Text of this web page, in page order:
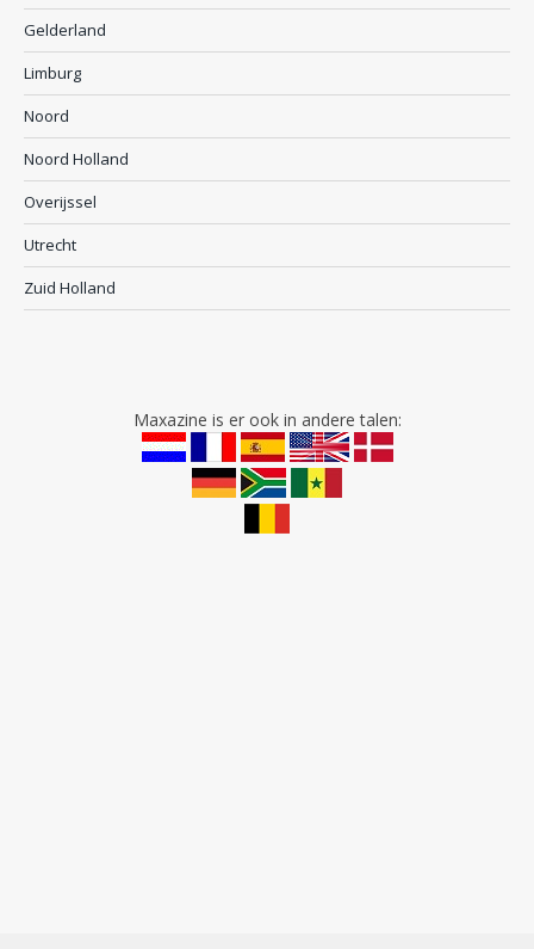
Gelderland
Limburg
Noord
Noord Holland
Overijssel
Utrecht
Zuid Holland
Maxazine is er ook in andere talen: